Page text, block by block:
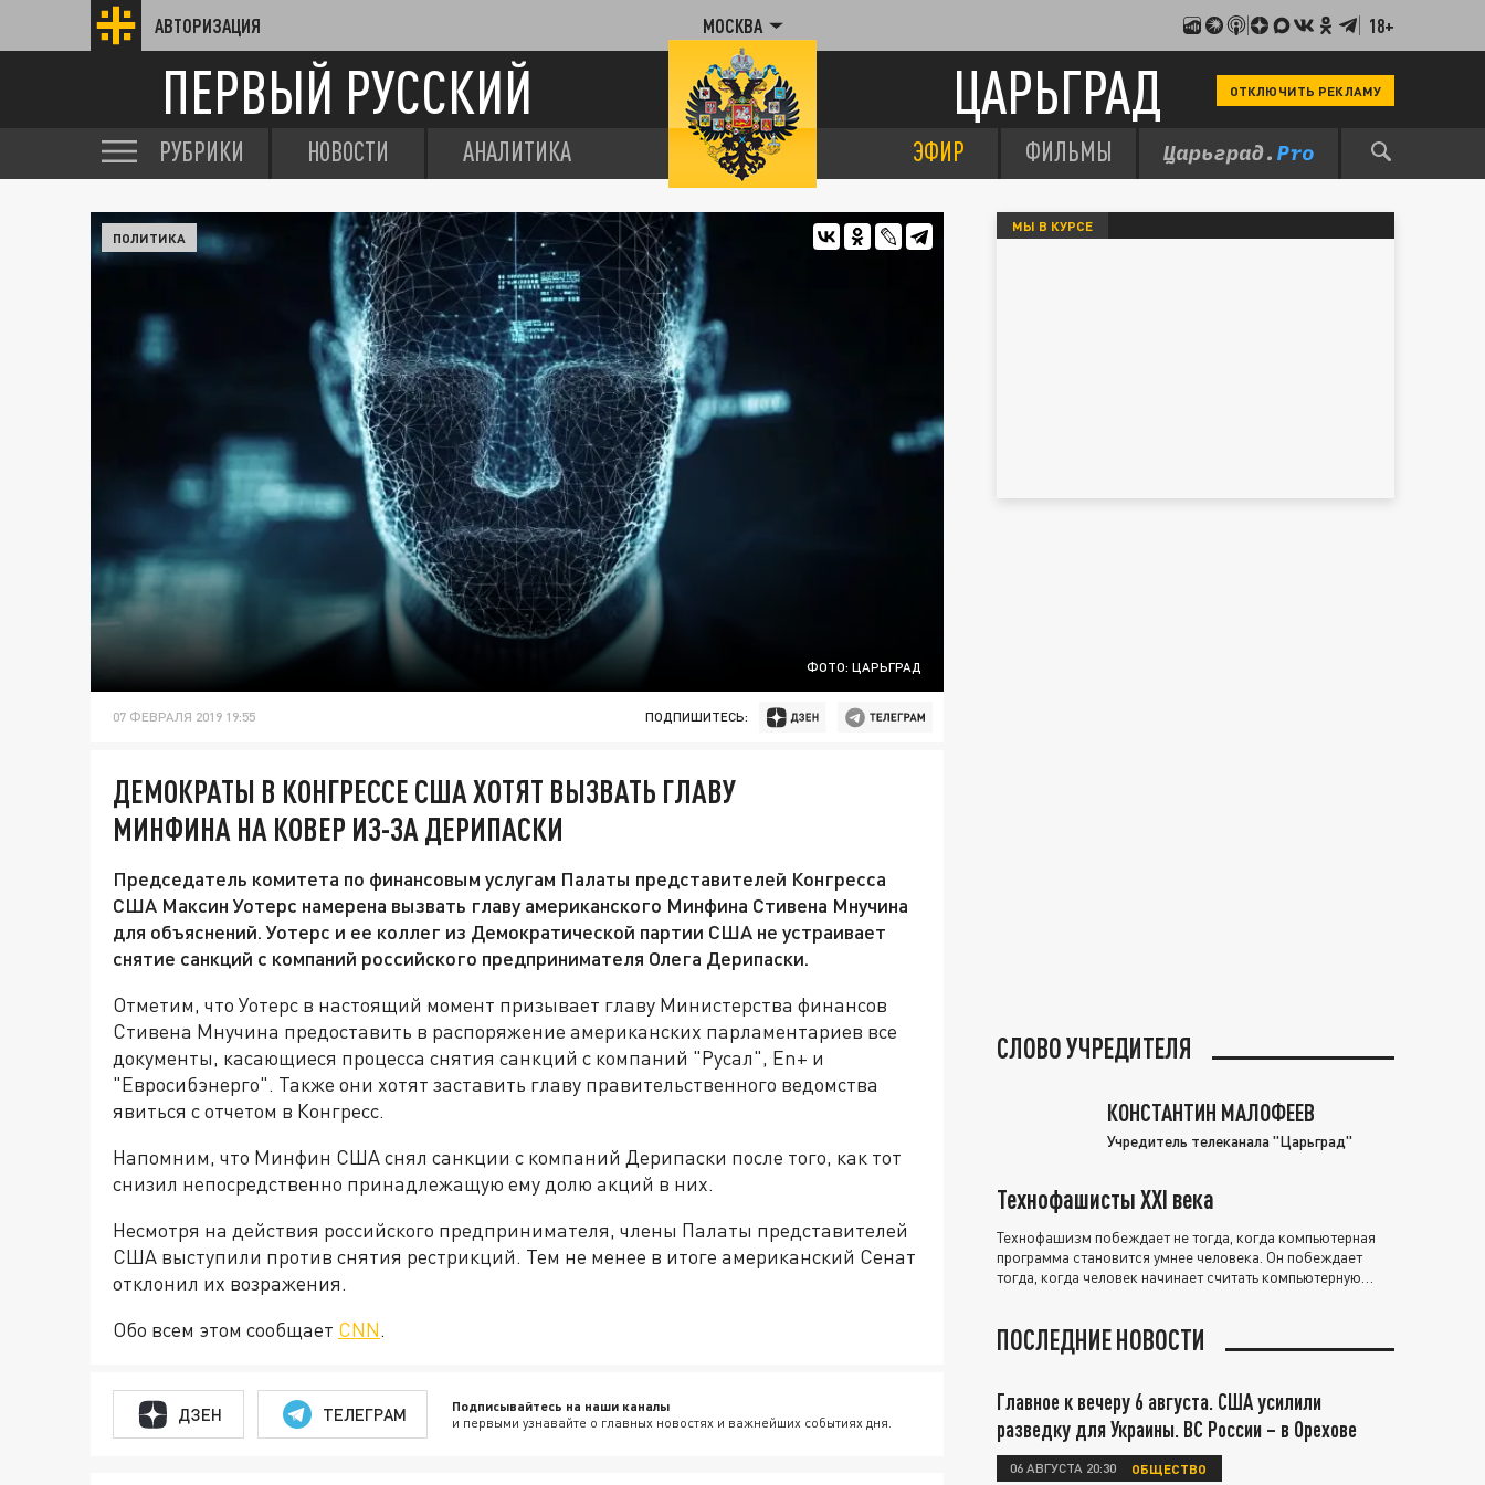
АВТОРИЗАЦИЯ МОСКВА 18+
ПЕРВЫЙ РУССКИЙ ЦАРЬГРАД ОТКЛЮЧИТЬ РЕКЛАМУ
РУБРИКИ НОВОСТИ АНАЛИТИКА ЭФИР ФИЛЬМЫ
ФОТО: ЦАРЬГРАД
ПОЛИТИКА
07 ФЕВРАЛЯ 2019 19:55 ПОДПИШИТЕСЬ:
ДЕМОКРАТЫ В КОНГРЕССЕ США ХОТЯТ ВЫЗВАТЬ ГЛАВУ
МИНФИНА НА КОВЕР ИЗ-ЗА ДЕРИПАСКИ
Председатель комитета по финансовым услугам Палаты представителей Конгресса
США Максин Уотерс намерена вызвать главу американского Минфина Стивена Мнучина
для объяснений. Уотерс и ее коллег из Демократической партии США не устраивает
снятие санкций с компаний российского предпринимателя Олега Дерипаски.
Отметим, что Уотерс в настоящий момент призывает главу Министерства финансов
Стивена Мнучина предоставить в распоряжение американских парламентариев все
документы, касающиеся процесса снятия санкций с компаний "Русал", En+ и
"Евросибэнерго". Также они хотят заставить главу правительственного ведомства
явиться с отчетом в Конгресс.
Напомним, что Минфин США снял санкции с компаний Дерипаски после того, как тот
снизил непосредственно принадлежащую ему долю акций в них.
Несмотря на действия российского предпринимателя, члены Палаты представителей
США выступили против снятия рестрикций. Тем не менее в итоге американский Сенат
отклонил их возражения.
Обо всем этом сообщает CNN.
ДЗЕН ТЕЛЕГРАМ Подписывайтесь на наши каналы
и первыми узнавайте о главных новостях и важнейших событиях дня.
МЫ В КУРСЕ
СЛОВО УЧРЕДИТЕЛЯ
КОНСТАНТИН МАЛОФЕЕВ
Учредитель телеканала "Царьград"
Технофашисты XXI века
Технофашизм побеждает не тогда, когда компьютерная
программа становится умнее человека. Он побеждает
тогда, когда человек начинает считать компьютерную
ПОСЛЕДНИЕ НОВОСТИ
Главное к вечеру 6 августа. США усилили
разведку для Украины. ВС России – в Орехове
06 АВГУСТА 20:30 ОБЩЕСТВО